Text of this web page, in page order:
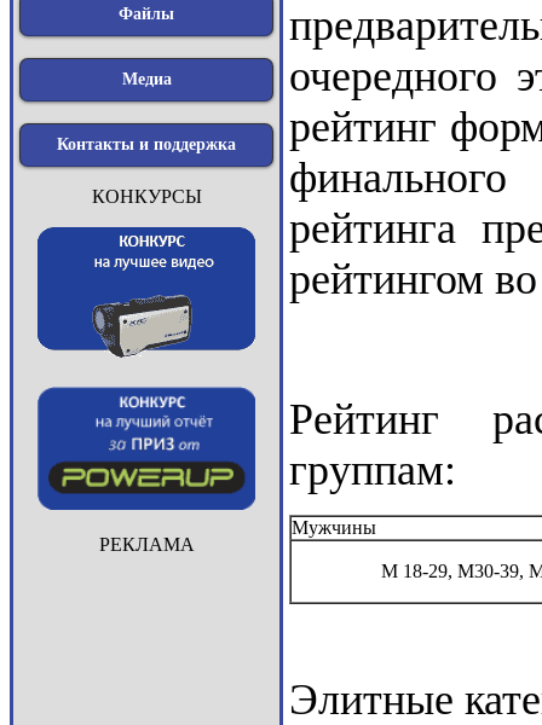
Файлы
Медиа
Контакты и поддержка
КОНКУРСЫ
РЕКЛАМА
очередного
рейтинг
рейтинга
рейтингом
Рейтинг
группам:
Мужчины
М 18-29, М30-39,
Элитные